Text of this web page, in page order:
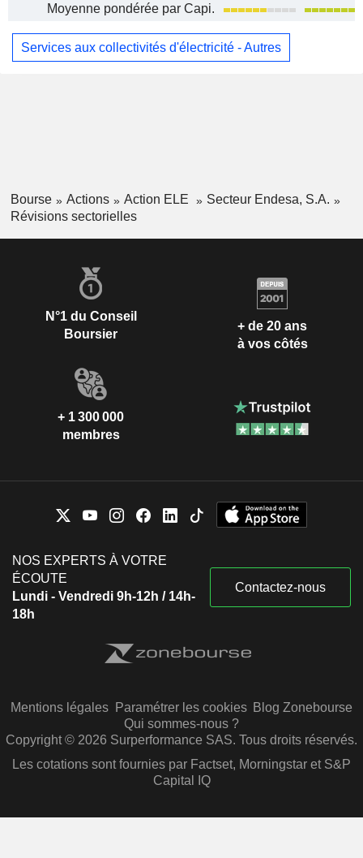
Moyenne pondérée par Capi.
Services aux collectivités d'électricité - Autres
Bourse Actions Action ELE
Secteur Endesa, S.A.
Révisions sectorielles
N°1 du Conseil
Boursier
+ de 20 ans
à vos côtés
+ 1 300 000
membres
NOS EXPERTS À VOTRE
ÉCOUTE
Lundi - Vendredi 9h-12h / 14h-
18h
Contactez-nous
Mentions légales Paramétrer les cookies Blog Zonebourse
Qui sommes-nous ?
Copyright © 2026 Surperformance SAS. Tous droits réservés.
Les cotations sont fournies par Factset, Morningstar et S&P
Capital IQ